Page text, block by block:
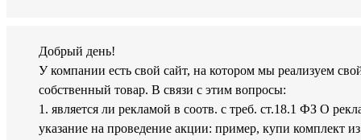
Добрый день!
У компании есть свой сайт, на котором мы реализуем
собственный товар. В связи с этим вопросы:
1. является ли рекламой в соотв. с треб. ст.18.1 ФЗ О
указание на проведение акции: пример, купи комплект